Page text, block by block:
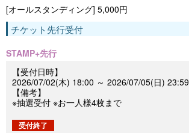
[オールスタンディング] 5,000円
チケット先行受付
STAMP+先行
【受付日時】
2026/07/02(木) 18:00 ～ 2026/07/05(日) 23:59
【備考】
※抽選受付 ※お一人様4枚まで
受付終了